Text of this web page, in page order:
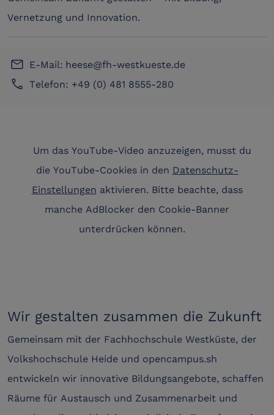
Vernetzung und Innovation.
email E-Mail: heese@fh-westkueste.de
phone Telefon: +49 (0) 481 8555-280
Um das YouTube-Video anzuzeigen, musst du
die YouTube-Cookies in den Datenschutz-
Einstellungen aktivieren. Bitte beachte, dass
manche AdBlocker den Cookie-Banner
unterdrücken können.
Wir gestalten zusammen die Zukunft
Gemeinsam mit der Fachhochschule Westküste, der
Volkshochschule Heide und opencampus.sh
entwickeln wir innovative Bildungsangebote, schaffen
Räume für Austausch und Zusammenarbeit und